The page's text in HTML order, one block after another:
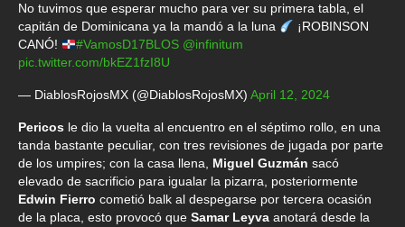
No tuvimos que esperar mucho para ver su primera tabla, el
capitán de Dominicana ya la mandó a la luna
¡ROBINSON
CANÓ!
#VamosD17BLOS @infinitum
pic.twitter.com/bkEZ1fzI8U
— DiablosRojosMX (@DiablosRojosMX) April 12, 2024
Pericos le dio la vuelta al encuentro en el séptimo rollo, en una
tanda bastante peculiar, con tres revisiones de jugada por parte
de los umpires; con la casa llena, Miguel Guzmán sacó
elevado de sacrificio para igualar la pizarra, posteriormente
Edwin Fierro cometió balk al despegarse por tercera ocasión
de la placa, esto provocó que Samar Leyva anotará desde la